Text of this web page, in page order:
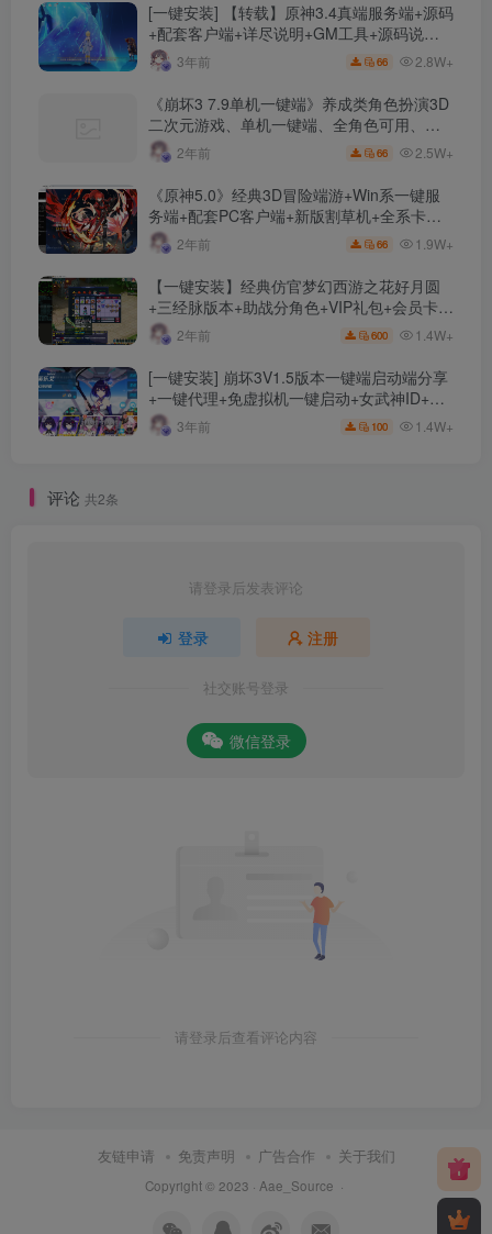
[一键安装] 【转载】原神3.4真端服务端+源码
+配套客户端+详尽说明+GM工具+源码说明
文件3年前 66 2.8W+
《崩坏3 7.9单机一键端》养成类角色扮演3D
二次元游戏、单机一键端、全角色可用、无
限资源、附带保姆级安装教程
2年前 66 2.5W+
《原神5.0》经典3D冒险端游+Win系一键服
务端+配套PC客户端+新版割草机+全系卡池
文件2年前 66 1.9W+
【一键安装】经典仿官梦幻西游之花好月圆
+三经脉版本+助战分角色+VIP礼包+会员卡
+剧情活动+视频搭建及其他修改资料
2年前 600 1.4W+
[一键安装] 崩坏3V1.5版本一键端启动端分享
+一键代理+免虚拟机一键启动+女武神ID+详
细指令+极简一键修改
3年前 100 1.4W+
评论 共2条
请登录后发表评论
登录 注册
社交账号登录
微信登录
请登录后查看评论内容
友链申请 免责声明 广告合作 关于我们
Copyright © 2023 · Aae_Source ·